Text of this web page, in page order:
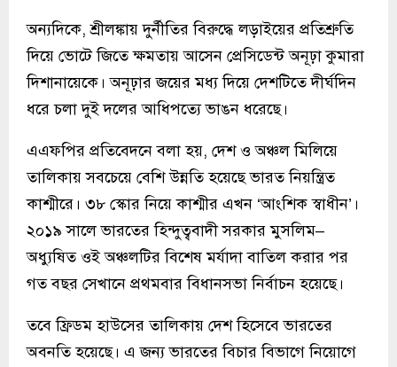
অন্যদিকে, শ্রীলঙ্কায় দুর্নীতির বিরুদ্ধে লড়াইয়ের প্রতিশ্রুতি
দিয়ে ভোটে জিতে ক্ষমতায় আসেন প্রেসিডেন্ট অনূঢ়া কুমারা
দিশানায়েকে। অনূঢ়ার জয়ের মধ্য দিয়ে দেশটিতে দীর্ঘদিন
ধরে চলা দুই দলের আধিপত্যে ভাঙন ধরেছে।
এএফপির প্রতিবেদনে বলা হয়, দেশ ও অঞ্চল মিলিয়ে
তালিকায় সবচেয়ে বেশি উন্নতি হয়েছে ভারত নিয়ন্ত্রিত
কাশ্মীরে। ৩৮ স্কোর নিয়ে কাশ্মীর এখন ‘আংশিক স্বাধীন’।
২০১৯ সালে ভারতের হিন্দুত্ববাদী সরকার মুসলিম–
অধ্যুষিত ওই অঞ্চলটির বিশেষ মর্যাদা বাতিল করার পর
গত বছর সেখানে প্রথমবার বিধানসভা নির্বাচন হয়েছে।
তবে ফ্রিডম হাউসের তালিকায় দেশ হিসেবে ভারতের
অবনতি হয়েছে। এ জন্য ভারতের বিচার বিভাগে নিয়োগে